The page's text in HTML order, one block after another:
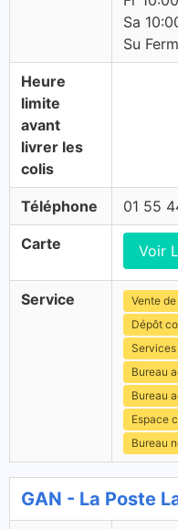
Sa
Su
Heure
limite
avant
livrer les
colis
Téléphone 01 55
Carte Voir
Service
Vente
Dépôt
Bureau
Bureau
Espace
Bureau
GAN - La Poste